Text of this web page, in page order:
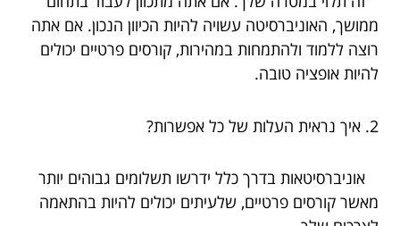
ממושך, האוניברסיטה עשויה להיות הכיוון הנכון. אם אתה
רוצה ללמוד ולהתמחות במהירות, קורסים פרטיים יכולים
להיות אופציה טובה.
2. איך נראית העלות של כל אפשרות?
אוניברסיטאות בדרך כלל ידרשו תשלומים גבוהים יותר
מאשר קורסים פרטיים, שלעיתים יכולים להיות בהתאמה